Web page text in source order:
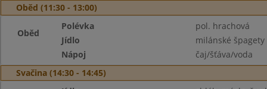
Oběd (11:30 - 13:00)
Oběd
Polévka
pol. hrachová
Jídlo
milánské špagety
Nápoj
čaj/šťáva/voda
Svačina (14:30 - 14:45)